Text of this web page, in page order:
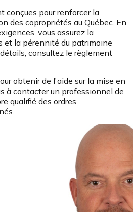
conçues pour renforcer la
des copropriétés au Québec. En
vous assurez la
et la pérennité du patrimoine
consultez le règlement
obtenir de l'aide sur la mise en
à contacter un professionnel de
qualifié des ordres